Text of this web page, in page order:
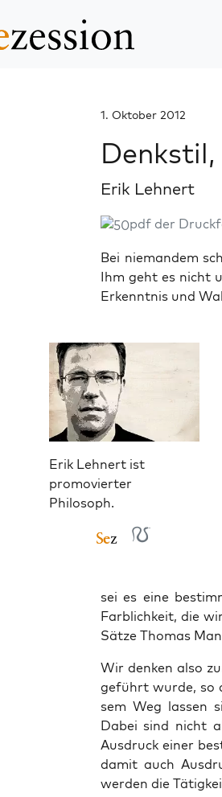
1. Oktober 2012
Erik Lehnert
pdf der
Bei niemandem
Ihm geht es nicht
Erkenntnis und
Erik Lehnert ist
promovierter
Philosoph.
sei es eine
Farb­lich­keit, die
Sät­ze Tho­mas
Wir den­ken also
ge­führt wur­de, so
sem Weg las­sen
Dabei sind nicht
Aus­druck einer
damit auch
wer­den die